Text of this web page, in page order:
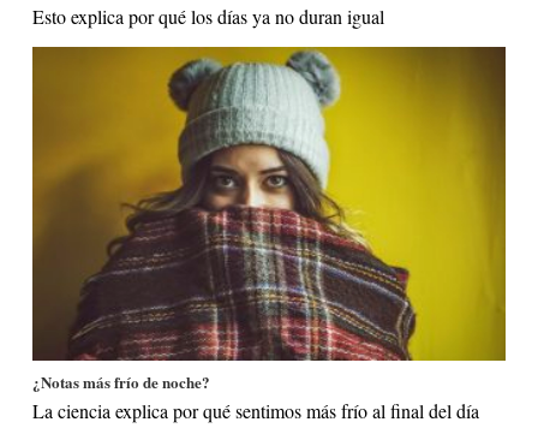
Esto explica por qué los días ya no duran igual
¿Notas más frío de noche?
La ciencia explica por qué sentimos más frío al final del día